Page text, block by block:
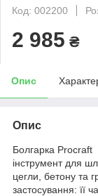
Код: 002200
2 985 ₴
Опис
Опис
Болгарка Procraft
інструмент для
цегли, бетону та
застосування: її